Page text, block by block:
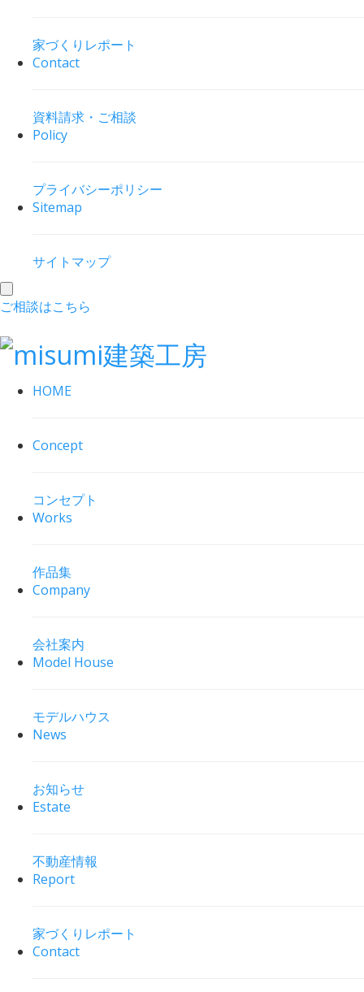
家づくりレポート
Contact
資料請求・ご相談
Policy
プライバシーポリシー
Sitemap
サイトマップ
toggle
navigation
ご相談はこちら
HOME
Concept
コンセプト
Works
作品集
Company
会社案内
Model House
モデルハウス
News
お知らせ
Estate
不動産情報
Report
家づくりレポート
Contact